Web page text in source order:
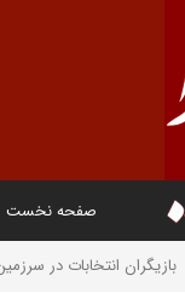
صفحه نخست
بازیگران انتخابات در